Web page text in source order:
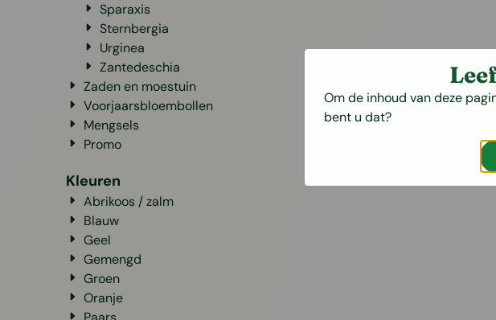
Om de inhoud van deze
bent u dat?
Sparaxis
Sternbergia
Urginea
Zantedeschia
Zaden en moestuin
Voorjaarsbloembollen
Mengsels
Promo
Kleuren
Abrikoos / zalm
Blauw
Geel
Gemengd
Groen
Oranje